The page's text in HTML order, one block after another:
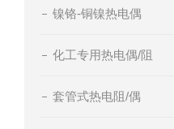
镍铬-铜镍热电偶
化工专用热电偶/阻
套管式热电阻/偶